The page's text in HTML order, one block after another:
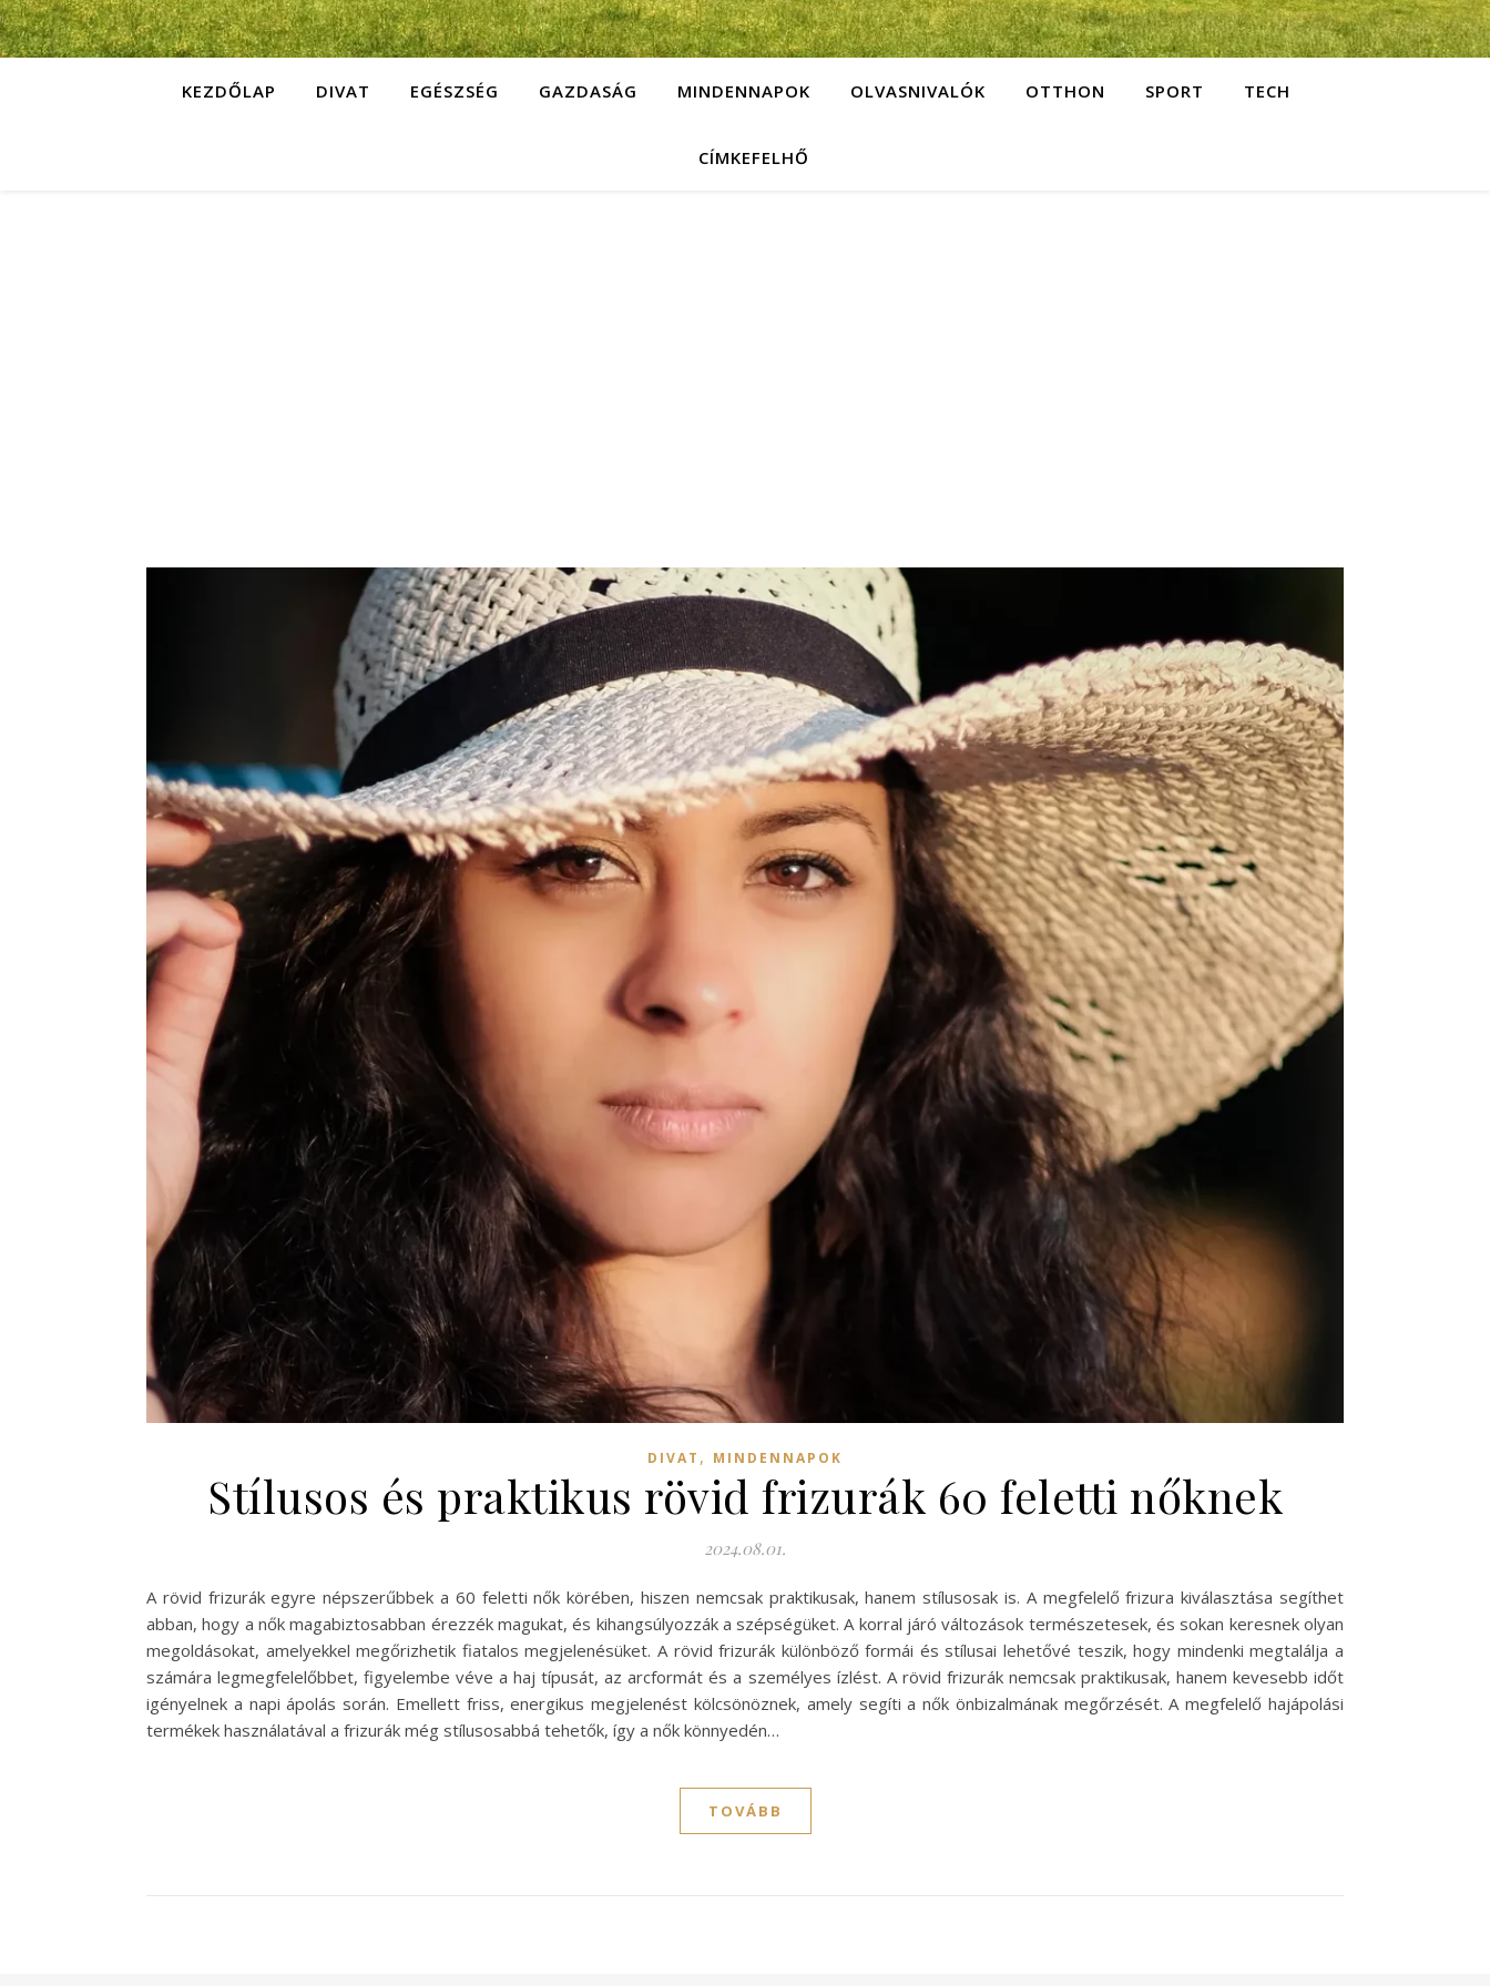
KEZDŐLAP DIVAT EGÉSZSÉG GAZDASÁG MINDENNAPOK OLVASNIVALÓK OTTHON SPORT TECH
CÍMKEFELHŐ
DIVAT , MINDENNAPOK
Stílusos és praktikus rövid frizurák 60 feletti nőknek
2024.08.01.
A rövid frizurák egyre népszerűbbek a 60 feletti nők körében, hiszen nemcsak praktikusak, hanem stílusosak is. A megfelelő frizura kiválasztása segíthet
abban, hogy a nők magabiztosabban érezzék magukat, és kihangsúlyozzák a szépségüket. A korral járó változások természetesek, és sokan keresnek olyan
megoldásokat, amelyekkel megőrizhetik fiatalos megjelenésüket. A rövid frizurák különböző formái és stílusai lehetővé teszik, hogy mindenki megtalálja a
számára legmegfelelőbbet, figyelembe véve a haj típusát, az arcformát és a személyes ízlést. A rövid frizurák nemcsak praktikusak, hanem kevesebb időt
igényelnek a napi ápolás során. Emellett friss, energikus megjelenést kölcsönöznek, amely segíti a nők önbizalmának megőrzését. A megfelelő hajápolási
termékek használatával a frizurák még stílusosabbá tehetők, így a nők könnyedén…
TOVÁBB